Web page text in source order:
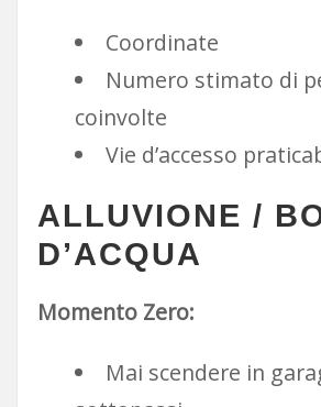
Coordinate
Numero stimato di
coinvolte
Vie d’accesso
ALLUVIONE /
D’ACQUA
Momento Zero:
Mai scendere in